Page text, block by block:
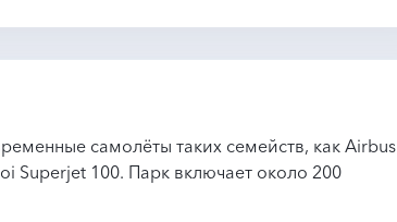
самолёты таких семейств, как Airbus
Superjet 100. Парк включает около 200